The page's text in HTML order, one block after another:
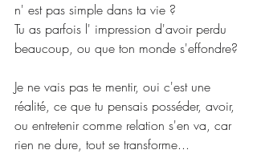
n' est pas simple dans ta vie ?
Tu as parfois l' impression d'avoir perdu
beaucoup, ou que ton monde s'effondre?
Je ne vais pas te mentir, oui c'est une
réalité, ce que tu pensais posséder, avoir,
ou entretenir comme relation s'en va, car
rien ne dure, tout se transforme...